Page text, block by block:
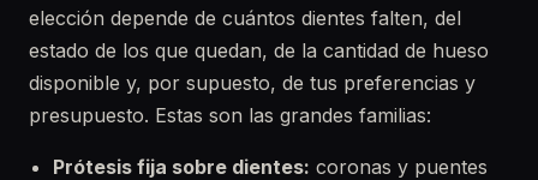
elección depende de cuántos dientes falten, del
estado de los que quedan, de la cantidad de hueso
disponible y, por supuesto, de tus preferencias y
presupuesto. Estas son las grandes familias:
Prótesis fija sobre dientes: coronas y puentes